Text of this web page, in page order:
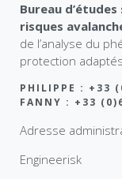
Bureau
risques
de l’analyse du
protection
PHILIPPE : +33
FANNY : +33
Adresse
Engineerisk